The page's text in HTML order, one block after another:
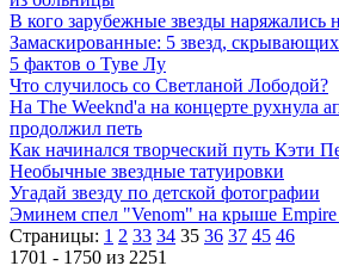
В кого зарубежные звезды наряжались
Замаскированные: 5 звезд,
5 фактов о Туве Лу
Что случилось со Светланой Лободой?
На The Weeknd'а на концерте рухнула
продолжил петь
Как начинался творческий путь Кэти
Необычные звездные татуировки
Угадай звезду по детской фотографии
Эминем спел "Venom" на крыше Empire
Страницы: 1 2 33 34 35 36 37 45 46
1701 - 1750 из 2251